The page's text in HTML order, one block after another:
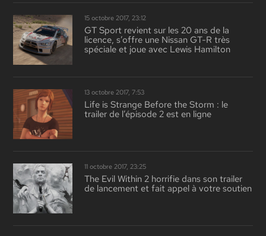
15 octobre 2017, 23:12
GT Sport revient sur les 20 ans de la
licence, s’offre une Nissan GT-R très
spéciale et joue avec Lewis Hamilton
13 octobre 2017, 7:53
Life is Strange Before the Storm : le
trailer de l’épisode 2 est en ligne
11 octobre 2017, 23:25
The Evil Within 2 horrifie dans son trailer
de lancement et fait appel à votre soutien